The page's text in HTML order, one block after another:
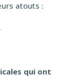
atouts :
qui ont